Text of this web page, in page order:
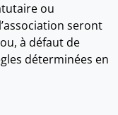
ou
seront
à défaut de
déterminées en